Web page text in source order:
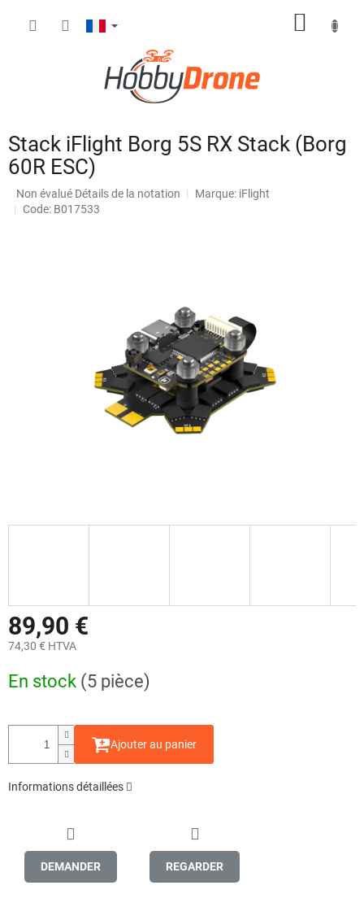
Stack iFlight Borg 5S RX Stack (Borg
60R ESC)
L'évaluation
moyenne
Non évalué Détails de la notation Marque: iFlight
Code: B017533
89,90 €
74,30 € HTVA
de
En stock (5 pièce)
Ajouter au panier
Informations détaillées
DEMANDER REGARDER